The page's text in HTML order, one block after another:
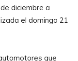
diciembre a
el domingo 21
que